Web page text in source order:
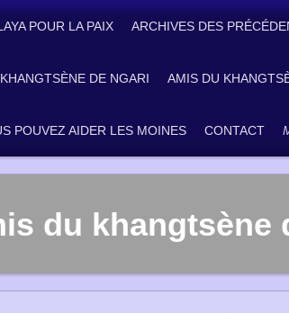
POUR LA PAIX ARCHIVES DES
KHANGTSÈNE DE NGARI AMIS DU
POUVEZ AIDER LES MOINES CONTACT
du khangtsène